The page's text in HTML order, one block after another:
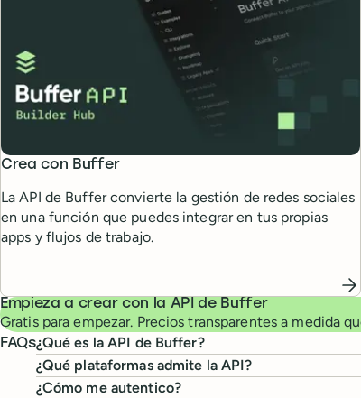
Crea con Buffer
La API de Buffer convierte la gestión de redes sociales
en una función que puedes integrar en tus propias
apps y flujos de trabajo.
Empieza a crear con la API de Buffer
Gratis para empezar. Precios transparentes a medida
FAQs¿Qué es la API de Buffer?
¿Qué plataformas admite la API?
¿Cómo me autentico?